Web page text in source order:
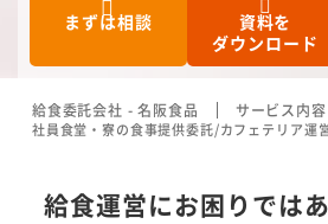
まずは相談
資料を
ダウンロード
お役立ち情報
給食委託会社 - 名阪食品 サービス内容
社員食堂・寮の食事提供委託/カフェテリア運
給食運営にお困りでは